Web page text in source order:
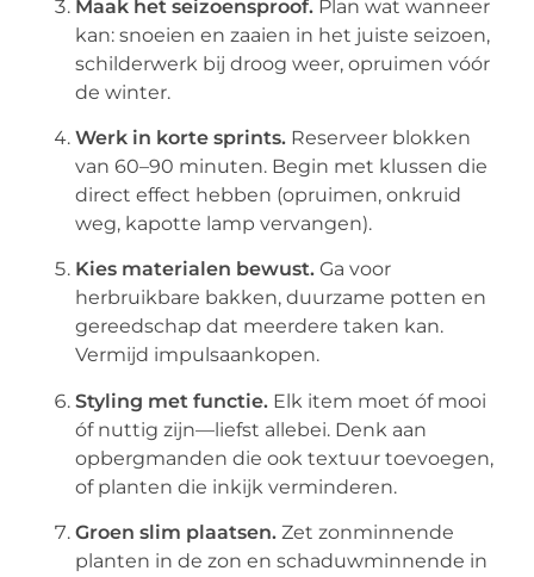
Maak het seizoensproof. Plan wat wanneer
kan: snoeien en zaaien in het juiste seizoen,
schilderwerk bij droog weer, opruimen vóór
de winter.
Werk in korte sprints. Reserveer blokken
van 60–90 minuten. Begin met klussen die
direct effect hebben (opruimen, onkruid
weg, kapotte lamp vervangen).
Kies materialen bewust. Ga voor
herbruikbare bakken, duurzame potten en
gereedschap dat meerdere taken kan.
Vermijd impulsaankopen.
Styling met functie. Elk item moet óf mooi
óf nuttig zijn—liefst allebei. Denk aan
opbergmanden die ook textuur toevoegen,
of planten die inkijk verminderen.
Groen slim plaatsen. Zet zonminnende
planten in de zon en schaduwminnende in